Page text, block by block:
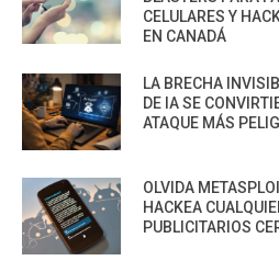
CELULARES Y
EN CANADÁ
LA BRECHA
DE IA SE
ATAQUE MÁS
OLVIDA
HACKEA
PUBLICITARIOS